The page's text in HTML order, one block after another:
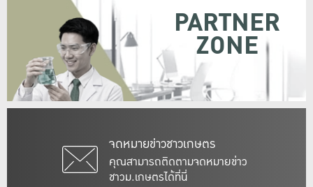
จดหมายข่าวชาวเกษตร
คุณสามารถติดตามจดหมายข่าว
ชาวม.เกษตรได้ที่นี่
PARTNER
ZONE